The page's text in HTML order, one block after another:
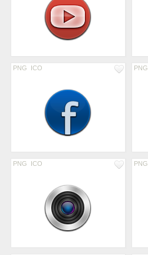
PNG ICO PNG
PNG ICO PNG